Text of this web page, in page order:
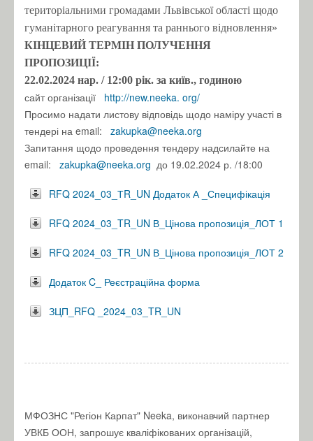
територіальними громадами Львівської області щодо
гуманітарного реагування та раннього відновлення»
КІНЦЕВИЙ ТЕРМІН ПОЛУЧЕННЯ
ПРОПОЗИЦІЇ:
22.02.2024 нар. / 12:00 рік. за київ., годиною
сайт організації http://new.neeka. org/
Просимо надати листову відповідь щодо наміру участі в
тендері на email: zakupka@neeka.org
Запитання щодо проведення тендеру надсилайте на
email: zakupka@neeka.org до 19.02.2024 р. /18:00
RFQ 2024_03_ТR_UN Додаток А _Специфікація
RFQ 2024_03_TR_UN В_Цінова пропозиція_ЛОТ 1
RFQ 2024_03_TR_UN В_Цінова пропозиція_ЛОТ 2
Додаток C_ Реєстраційна форма
ЗЦП_RFQ _2024_03_TR_UN
МФОЗНС "Регіон Карпат" Neeka, виконавчий партнер
УВКБ ООН, запрошує кваліфікованих організацій,